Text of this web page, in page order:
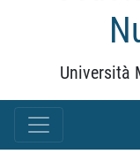
Università